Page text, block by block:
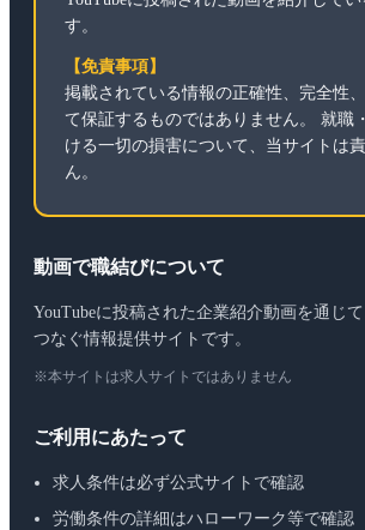
す。
【免責事項】
掲載されている情報の正確性、完全性
て保証するものではありません。 就職
ける一切の損害について、当サイトは
ん。
動画で職結びについて
YouTubeに投稿された企業紹介動画を通じ
つなぐ情報提供サイトです。
※本サイトは求人サイトではありません
ご利用にあたって
求人条件は必ず公式サイトで確認
労働条件の詳細はハローワーク等で確認